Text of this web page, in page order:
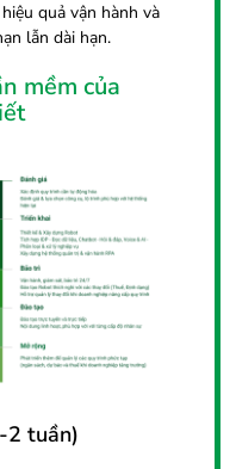
quả vận hành và
lẫn dài hạn.
mềm của
2 tuần)